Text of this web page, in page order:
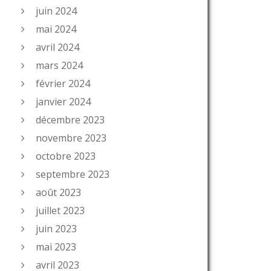
juin 2024
mai 2024
avril 2024
mars 2024
février 2024
janvier 2024
décembre 2023
novembre 2023
octobre 2023
septembre 2023
août 2023
juillet 2023
juin 2023
mai 2023
avril 2023